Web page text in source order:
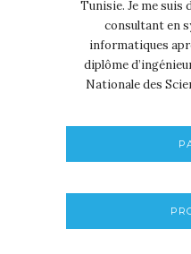
Tunisie. Je me
consultant en
informatiques
diplôme
Nationale des